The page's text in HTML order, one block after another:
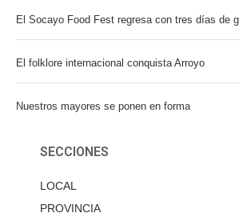
El Socayo Food Fest regresa con tres días de
El folklore internacional conquista Arroyo
Nuestros mayores se ponen en forma
SECCIONES
LOCAL
PROVINCIA